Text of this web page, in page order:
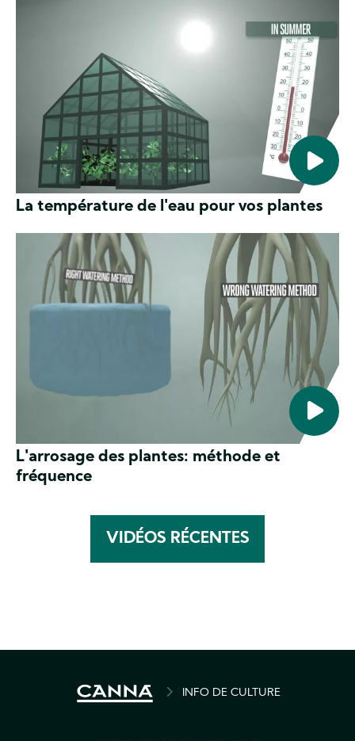
La température de l'eau pour vos plantes
L'arrosage des plantes: méthode et
fréquence
VIDÉOS RÉCENTES
BREADCRUMBINFO DE CULTURE